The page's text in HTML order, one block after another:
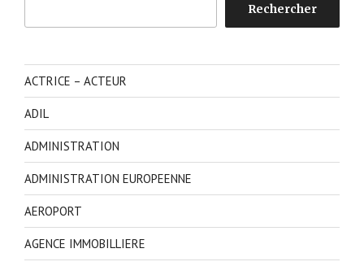
Rechercher
ACTRICE – ACTEUR
ADIL
ADMINISTRATION
ADMINISTRATION EUROPEENNE
AEROPORT
AGENCE IMMOBILLIERE